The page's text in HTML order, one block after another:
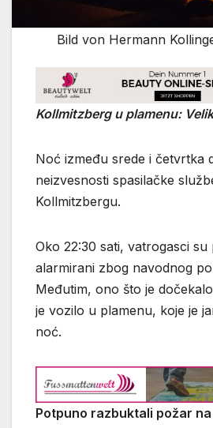
Bild von Hermann
Kollmitzberg u plamenu:
Noć između srede i četvrtka
neizvesnosti spasilačke
Kollmitzbergu.
Oko 22:30 sati, vatrogasci
alarmirani zbog navodnog
Međutim, ono što je
je vozilo u plamenu, koje je
noć.
Potpuno razbuktali požar